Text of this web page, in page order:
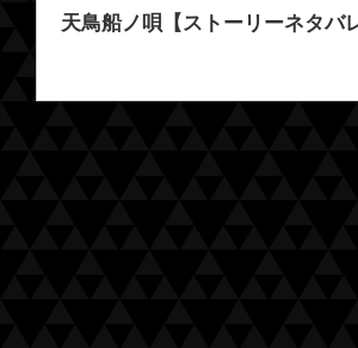
天鳥船ノ唄【ストーリーネタバ